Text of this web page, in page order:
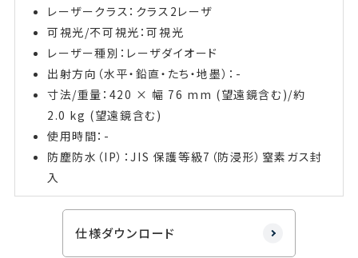
レーザークラス：クラス2レーザ
可視光/不可視光：可視光
レーザー種別：レーザダイオード
出射方向（水平・鉛直・たち・地墨）：-
寸法/重量：420 × 幅 76 mm (望遠鏡含む)/約
2.0 kg (望遠鏡含む)
使用時間：-
防塵防水（IP）：JIS 保護等級7（防浸形）窒素ガス封
入
仕様ダウンロード